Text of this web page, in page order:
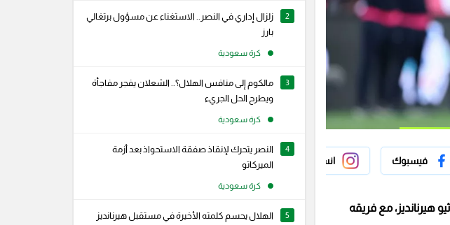
فيسبوك انستجرام سناب شات
هيرنانديز، مع فريقه
2
زلزال إداري في النصر.. الاستغناء عن مسؤول برتغالي
بارز
كرة سعودية
3
مالكوم إلى منافس الهلال؟.. الشعلان يفجر مفاجأة
ويطرح الحل الجريء
كرة سعودية
4
النصر يتحرك لإنقاذ صفقة الاستحواذ بعد أزمة
الميركاتو
كرة سعودية
5
الهلال يحسم كلمته الأخيرة في مستقبل هيرنانديز